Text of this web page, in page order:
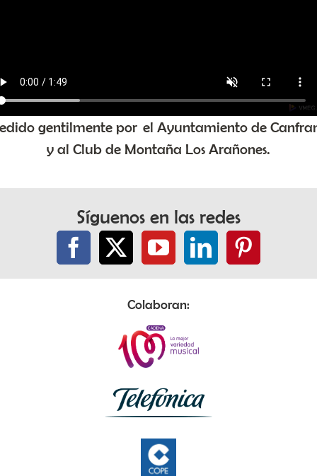
gentilmente por el Ayuntamiento de
y al Club de Montaña Los Arañones.
Síguenos en las redes
Colaboran: